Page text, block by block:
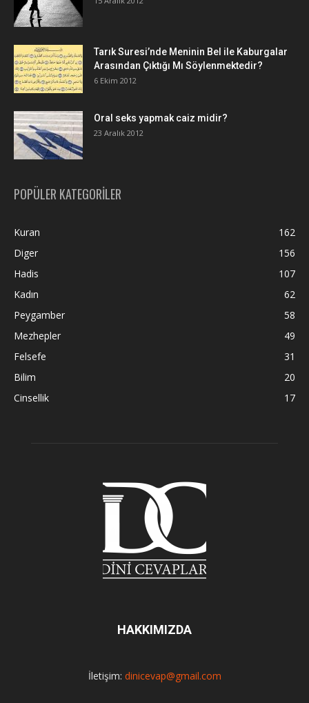
Tarık Suresi’nde Meninin Bel ile Kaburgalar
Arasından Çıktığı Mı Söylenmektedir?
6 Ekim 2012
Oral seks yapmak caiz midir?
23 Aralık 2012
POPÜLER KATEGORİLER
Kuran
162
Diger
156
Hadis
107
Kadın
62
Peygamber
58
Mezhepler
49
Felsefe
31
Bilim
20
Cinsellik
17
HAKKIMIZDA
İletişim: dinicevap@gmail.com